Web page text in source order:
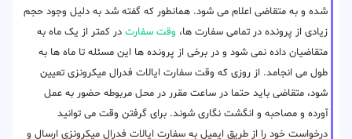
شده و به متقاضی اعلام می شود. همانطور که گفته شد به دلیل وجود حجم
زیادی از پرونده در تمامی سفارت ها، وقت سفارت در کمتر از یک ماه به
متقاضیان داده نمی شود و در برخی از پرونده ها این مسئله تا ماه ها به
طول می انجامد. از روزی که وقت سفارت ایالات فدرال میکرونزی تعیین
شود، متقاضی باید حتما در ساعت مقرر در محل مربوطه حضور به عمل
آورده و مصاحبه و انگشت نگاری شوند. برای گرفتن وقت می توانید
درخواست خود را از طریق ایمیل به سفارت ایالات فدرال میکرونزی ارسال و